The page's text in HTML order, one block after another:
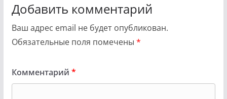
Добавить комментарий
Ваш адрес email не будет опубликован.
Обязательные поля помечены *
Комментарий *